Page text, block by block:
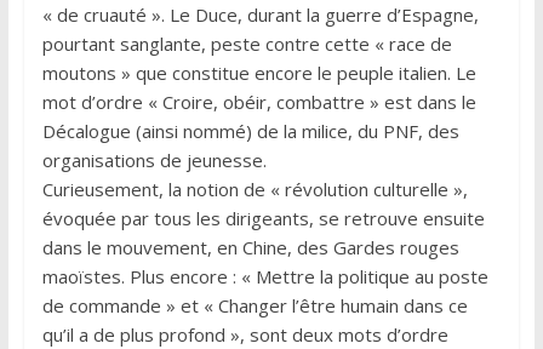
« de cruauté ». Le Duce, durant la guerre d’Espagne,
pourtant sanglante, peste contre cette « race de
moutons » que constitue encore le peuple italien. Le
mot d’ordre « Croire, obéir, combattre » est dans le
Décalogue (ainsi nommé) de la milice, du PNF, des
organisations de jeunesse.
Curieusement, la notion de « révolution culturelle »,
évoquée par tous les dirigeants, se retrouve ensuite
dans le mouvement, en Chine, des Gardes rouges
maoïstes. Plus encore : « Mettre la politique au poste
de commande » et « Changer l’être humain dans ce
qu’il a de plus profond », sont deux mots d’ordre